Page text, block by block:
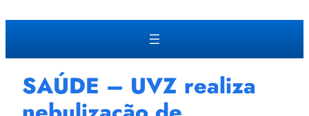
u
a
SAÚDE – UVZ realiza